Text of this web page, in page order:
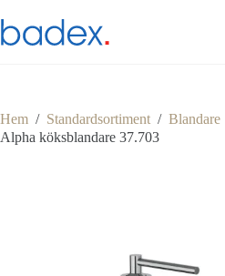
till
innehåll
Hem / Standardsortiment / Blandare
Alpha köksblandare 37.703